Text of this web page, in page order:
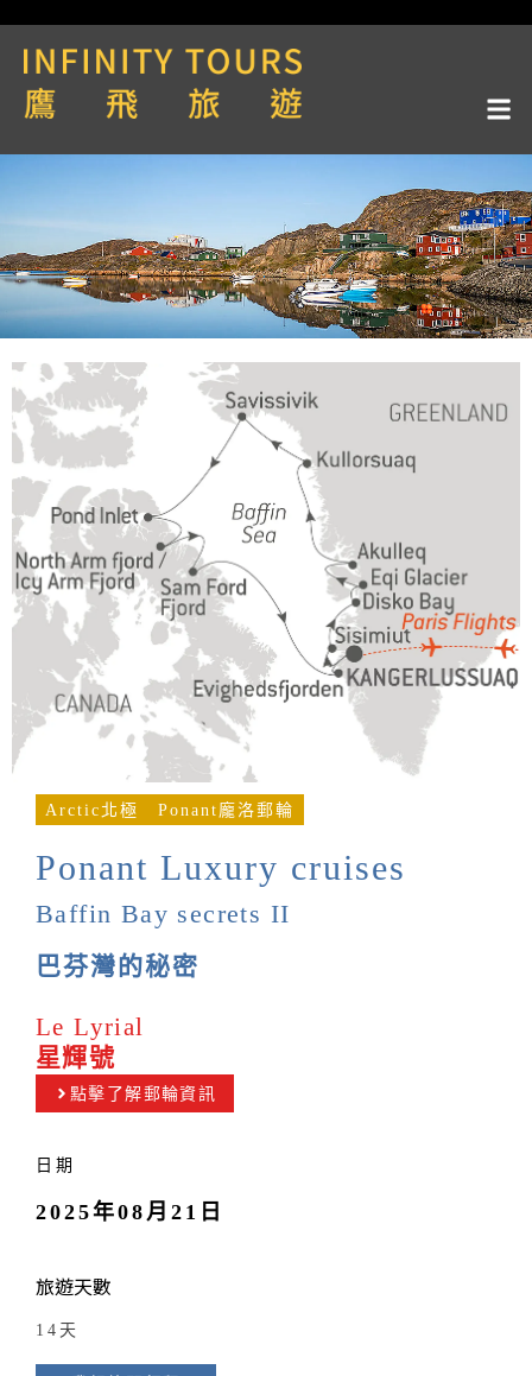
Arctic北極 Ponant龐洛郵輪
Ponant Luxury cruises
Baffin Bay secrets II
巴芬灣的秘密
Le Lyrial
星輝號
點擊了解郵輪資訊
日期
2025年08月21日
旅遊天數
14天